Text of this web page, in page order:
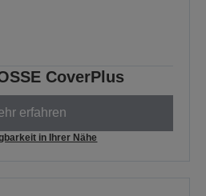
CoverPlus
erfahren
in Ihrer Nähe